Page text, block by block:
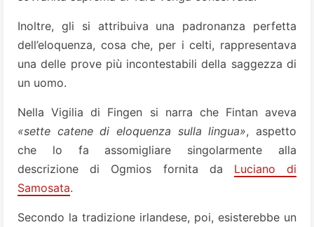
Inoltre, gli si attribuiva una padronanza perfetta
dell’eloquenza, cosa che, per i celti, rappresentava
una delle prove più incontestabili della saggezza di
un uomo.
Nella Vigilia di Fingen si narra che Fintan aveva
«sette catene di eloquenza sulla lingua», aspetto
che lo fa assomigliare singolarmente alla
descrizione di Ogmios fornita da Luciano di
Samosata.
Secondo la tradizione irlandese, poi, esisterebbe un